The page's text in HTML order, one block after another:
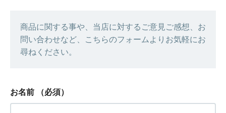
商品に関する事や、当店に対するご意見ご感想、お
問い合わせなど、こちらのフォームよりお気軽にお
尋ねください。
お名前 （必須）